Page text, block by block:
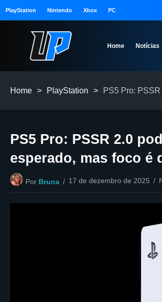
PlayStation Nintendo Xbox PC
Home Notícias
Home > PlayStation > PS5 Pro:
PS5 Pro: PSSR 2.0
esperado, mas foco é
Por Bruna 17 de dezembro de 2025